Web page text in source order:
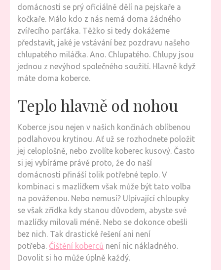
domácnosti se prý oficiálně dělí na pejskaře a
kočkaře. Málo kdo z nás nemá doma žádného
zvířecího parťáka. Těžko si tedy dokážeme
představit, jaké je vstávání bez pozdravu našeho
chlupatého miláčka. Ano. Chlupatého. Chlupy jsou
jednou z nevýhod společného soužití. Hlavně když
máte doma koberce.
Teplo hlavně od nohou
Koberce jsou nejen v našich končinách oblíbenou
podlahovou krytinou. Ať už se rozhodnete položit
jej celoplošně, nebo zvolíte koberec kusový. Často
si jej vybíráme právě proto, že do naší
domácnosti přináší tolik potřebné teplo. V
kombinaci s mazlíčkem však může být tato volba
na pováženou. Nebo nemusí? Ulpívající chloupky
se však zřídka kdy stanou důvodem, abyste své
mazlíčky milovali méně. Nebo se dokonce obešli
bez nich. Tak drastické řešení ani není
potřeba. Čištění koberců není nic nákladného.
Dovolit si ho může úplně každý.